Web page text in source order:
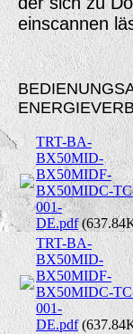
einscannen
TRT-BA-
BX50MID-
BX50MIDF-
BX50MIDC-
001-
DE.pdf
TRT-BA-
BX50MID-
BX50MIDF-
BX50MIDC-
001-
DE.pdf